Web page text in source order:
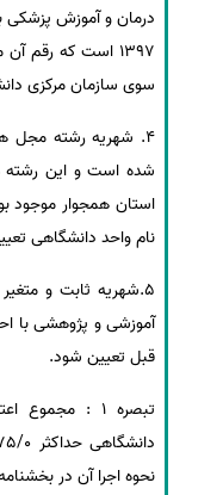
1397 است که رقم
سوی سازمان مرکزی
4. شهریه رشته مجل
شده است و این رشته
استان همجوار موجود
نام واحد دانشگاهی
5.شهریه ثابت و
قبل تعیین شود.
تبصره 1 :
نحوه اجرا آن در